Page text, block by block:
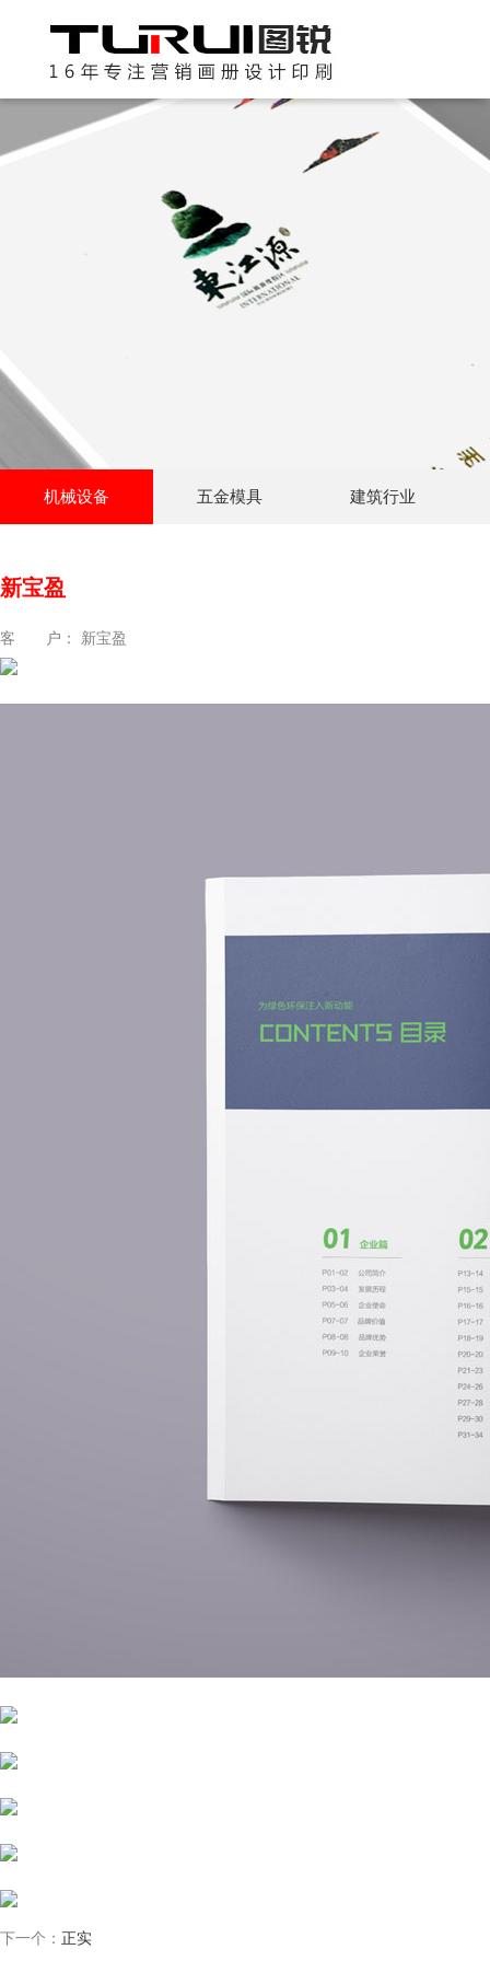
机械设备 五金模具 建筑行业
新宝盈
客 户： 新宝盈
下一个： 正实